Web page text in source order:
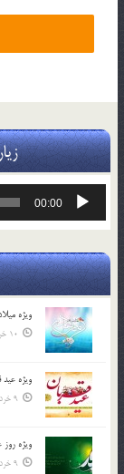
پخش‌کننده
00:00
ویژه
10 خرداد 05
ویژه عید
9 خرداد 05
ویژه روز
9 خرداد 05